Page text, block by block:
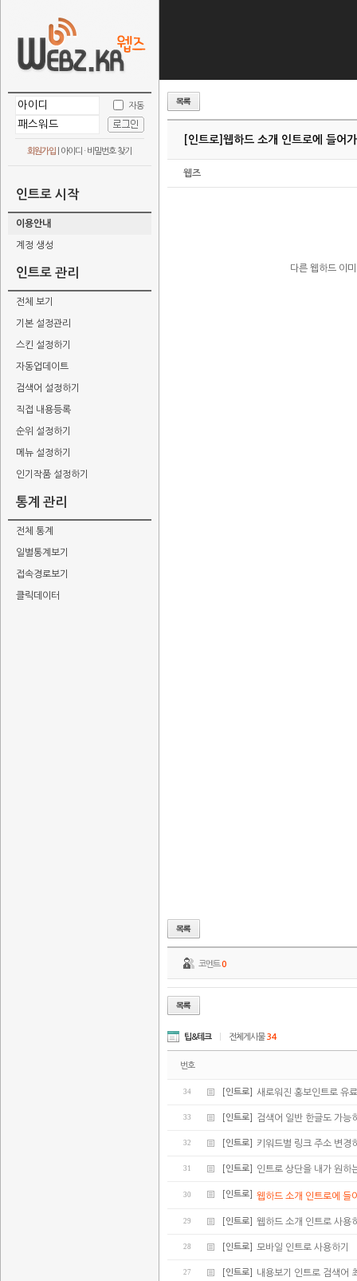
자동
회원가입 아이디 · 비밀번호 찾기
인트로 시작
이용안내
계정 생성
인트로 관리
전체 보기
기본 설정관리
스킨 설정하기
자동업데이트
검색어 설정하기
직접 내용등록
순위 설정하기
메뉴 설정하기
인기작품 설정하기
통계 관리
전체 통계
일별통계보기
접속경로보기
클릭데이터
[인트로] 웹하드 소개 인트로에 들어
웹즈
다른 웹하드 이
코멘트0
팁&테크 전체게시물34
번호
34 [인트로] 새로워진 홍보인트로 유
33 [인트로] 검색어 일반 한글도 가능
32 [인트로] 키워드별 링크 주소 변경
31 [인트로] 인트로 상단을 내가 원하
30 [인트로] 웹하드 소개 인트로에
29 [인트로] 웹하드 소개 인트로 사용
28 [인트로] 모바일 인트로 사용하기
27 [인트로] 내용보기 인트로 검색어